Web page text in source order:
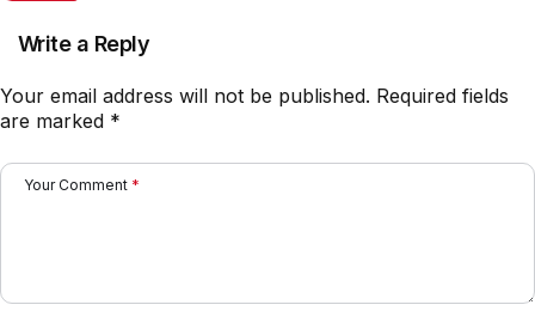
Write a Reply
Your email address will not be published. Required fields
are marked *
Your Comment *